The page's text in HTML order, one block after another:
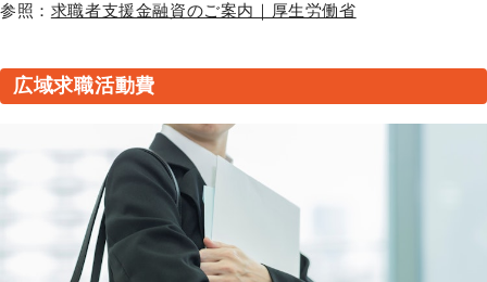
参照： 求職者支援金融資のご案内｜厚生労働省
広域求職活動費